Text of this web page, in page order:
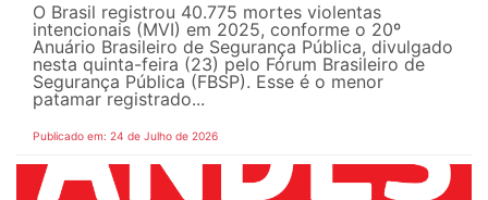
O Brasil registrou 40.775 mortes violentas
intencionais (MVI) em 2025, conforme o 20º
Anuário Brasileiro de Segurança Pública, divulgado
nesta quinta-feira (23) pelo Fórum Brasileiro de
Segurança Pública (FBSP). Esse é o menor
patamar registrado...
Publicado em: 24 de Julho de 2026